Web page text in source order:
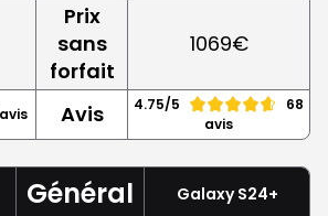
Prix
sans
forfait
1069€
Avis 4.75/5
68
avis
Général Galaxy S24+